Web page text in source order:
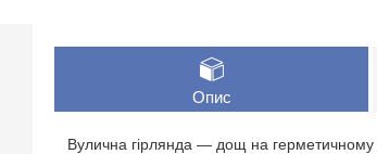
Опис
Вулична гірлянда — дощ на герметичному